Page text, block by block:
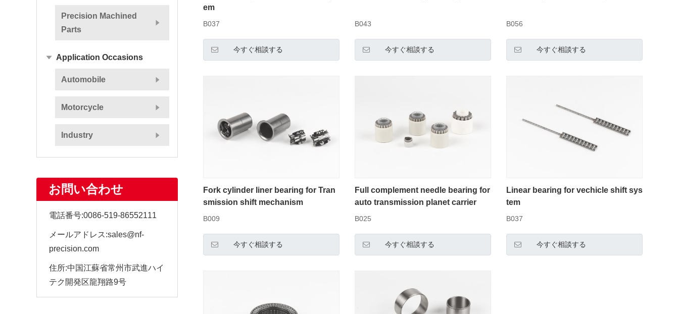
Precision Machined
Parts
Application Occasions
Automobile
Motorcycle
Industry
お問い合わせ
電話番号:0086-519-86552111
メールアドレス:sales@nf-
precision.com
住所:中国江蘇省常州市武進ハイ
テク開発区龍翔路9号
em
B037
今すぐ相談する
B043
今すぐ相談する
B056
今すぐ相談する
Fork cylinder liner bearing for Tran
smission shift mechanism
B009
今すぐ相談する
Full complement needle bearing for
auto transmission planet carrier
B025
今すぐ相談する
Linear bearing for vechicle shift sys
tem
B037
今すぐ相談する